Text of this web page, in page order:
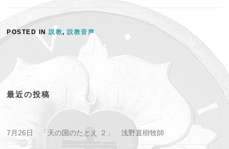
ー
POSTED IN説教,説教音声
最近の投稿
7月26日 「天の国のたとえ ２」 浅野直樹牧師